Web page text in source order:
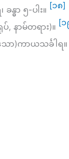
ဓာ ၅-ပါး။ [၁၈]
နာမ်တရား)။ [၁
ကာယသင်္ခါရ။